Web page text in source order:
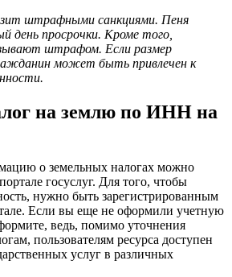
штрафными санкциями. Пеня
день просрочки. Кроме того,
штрафом. Если размер
может быть привлечен к
на землю по ИНН на
о земельных налогах можно
госуслуг. Для того, чтобы
нужно быть зарегистрированным
Если вы еще не оформили учетную
ведь, помимо уточнения
пользователям ресурса доступен
услуг в различных